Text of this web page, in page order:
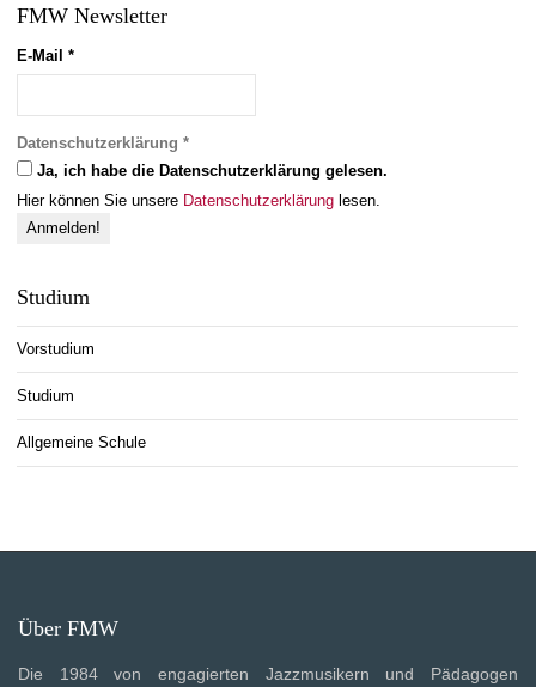
FMW Newsletter
E-Mail *
Datenschutzerklärung *
Ja, ich habe die Datenschutzerklärung gelesen.
Hier können Sie unsere Datenschutzerklärung lesen.
Studium
Vorstudium
Studium
Allgemeine Schule
Über FMW
Die 1984 von engagierten Jazzmusikern und Pädagogen